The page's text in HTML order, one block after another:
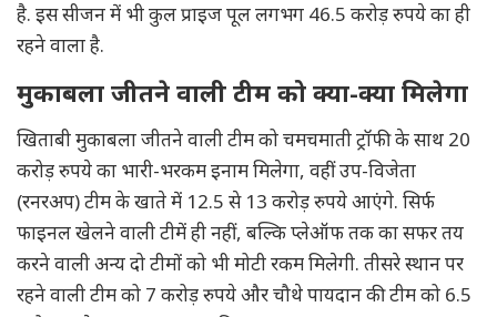
है. इस सीजन में भी कुल प्राइज पूल लगभग 46.5 करोड़ रुपये का ही
रहने वाला है.
मुकाबला जीतने वाली टीम को क्या-क्या मिलेगा
खिताबी मुकाबला जीतने वाली टीम को चमचमाती ट्रॉफी के साथ 20
करोड़ रुपये का भारी-भरकम इनाम मिलेगा, वहीं उप-विजेता
(रनरअप) टीम के खाते में 12.5 से 13 करोड़ रुपये आएंगे. सिर्फ
फाइनल खेलने वाली टीमें ही नहीं, बल्कि प्लेऑफ तक का सफर तय
करने वाली अन्य दो टीमों को भी मोटी रकम मिलेगी. तीसरे स्थान पर
रहने वाली टीम को 7 करोड़ रुपये और चौथे पायदान की टीम को 6.5